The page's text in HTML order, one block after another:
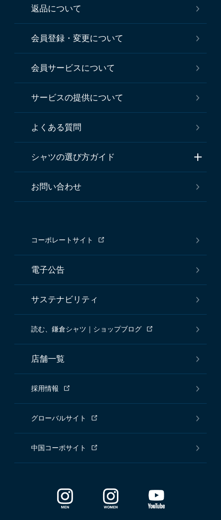
返品について
会員登録・変更について
会員サービスについて
サービスの提供について
よくある質問
シャツの選び方ガイド
お問い合わせ
コーポレートサイト
電子公告
サステナビリティ
読む、鎌倉シャツ｜ショップブログ
店舗一覧
採用情報
グローバルサイト
中国コーポサイト